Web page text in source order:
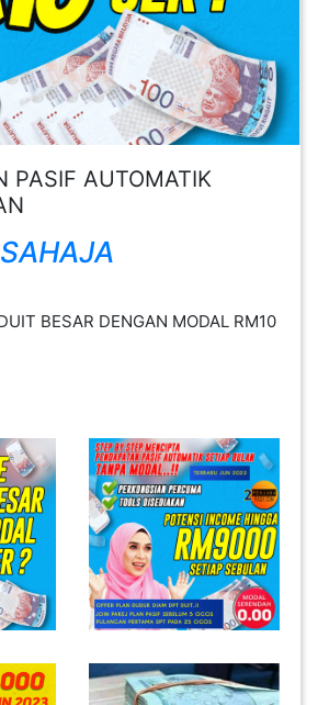
PASIF AUTOMATIK
BESAR DENGAN MODAL RM10